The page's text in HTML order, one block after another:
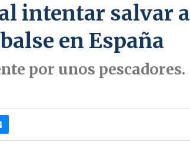
intentar salvar a
en España
por unos pescadores.